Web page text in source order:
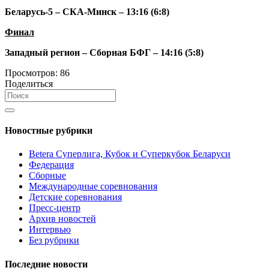
Беларусь-5 – СКА-Минск – 13:16 (6:8)
Финал
Западный регион – Сборная БФГ – 14:16 (5:8)
Просмотров: 86
Поделиться
Новостные рубрики
Betera Суперлига, Кубок и Суперкубок Беларуси
Федерация
Сборные
Международные соревнования
Детские соревнования
Пресс-центр
Архив новостей
Интервью
Без рубрики
Последние новости